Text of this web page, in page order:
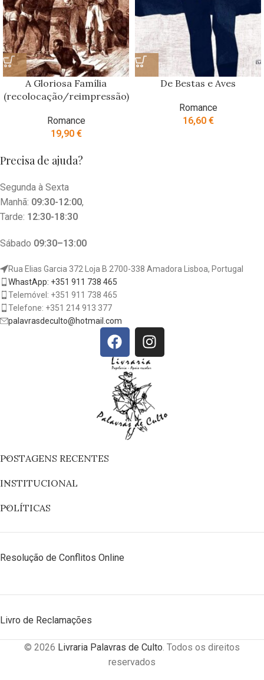
A Gloriosa Família
(recolocação/reimpressão)
Romance
19,90 €
De Bestas e Aves
Romance
16,60 €
Precisa de ajuda?
Segunda à Sexta
Manhã: 09:30-12:00,
Tarde: 12:30-18:30
Sábado 09:30–13:00
Rua Elias Garcia 372 Loja B 2700-338 Amadora Lisboa, Portugal
WhastApp: +351 911 738 465
Telemóvel: +351 911 738 465
Telefone: +351 214 913 377
palavrasdeculto@hotmail.com
POSTAGENS RECENTES
INSTITUCIONAL
POLÍTICAS
Resolução de Conflitos Online
Livro de Reclamações
© 2026 Livraria Palavras de Culto. Todos os direitos
reservados